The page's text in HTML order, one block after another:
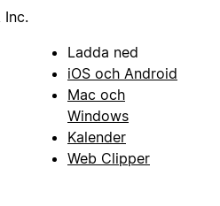
Ladda ned
iOS och Android
Mac och
Windows
Kalender
Web Clipper